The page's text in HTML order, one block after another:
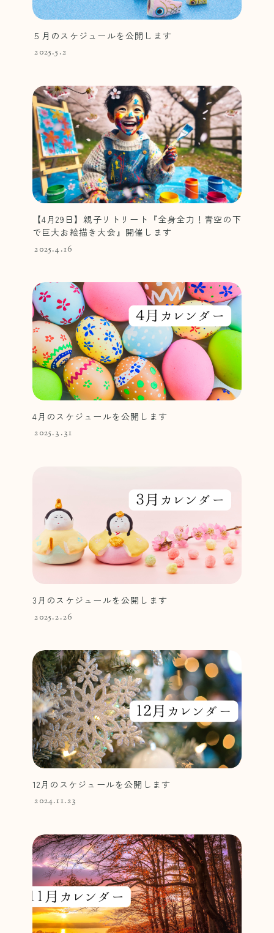
５月のスケジュールを公開します
2025.5.2
【4月29日】親子リトリート『全身全力！青空の下
で巨大お絵描き大会』開催します
2025.4.16
4月のスケジュールを公開します
2025.3.31
3月のスケジュールを公開します
2025.2.26
12月のスケジュールを公開します
2024.11.23